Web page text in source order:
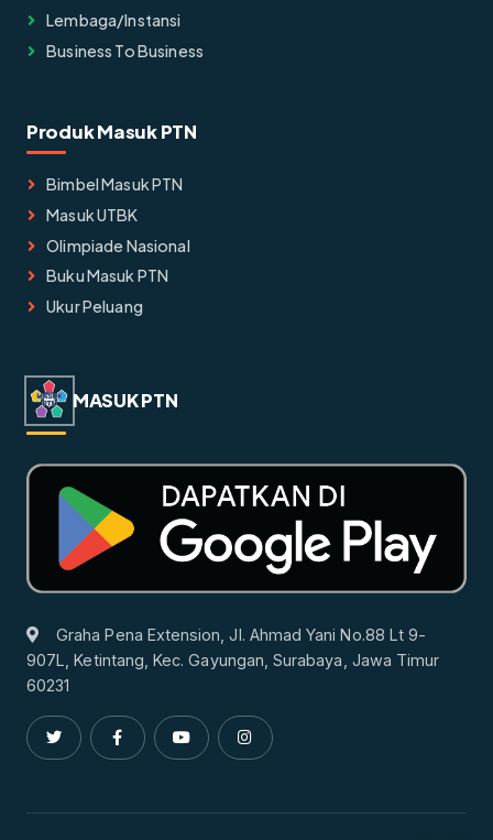
Lembaga/instansi
Business To Business
Produk Masuk PTN
Bimbel Masuk PTN
Masuk UTBK
Olimpiade Nasional
Buku Masuk PTN
Ukur Peluang
MASUK PTN
Graha Pena Extension, Jl. Ahmad Yani No.88 Lt 9-
907L, Ketintang, Kec. Gayungan, Surabaya, Jawa Timur
60231